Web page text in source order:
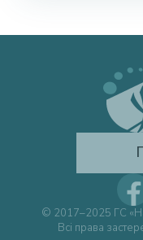
© 2017–2025 ГС
Всі права